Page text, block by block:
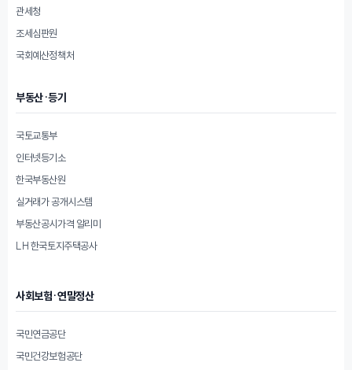
관세청
조세심판원
국회예산정책처
부동산·등기
국토교통부
인터넷등기소
한국부동산원
실거래가 공개시스템
부동산공시가격 알리미
LH 한국토지주택공사
사회보험·연말정산
국민연금공단
국민건강보험공단